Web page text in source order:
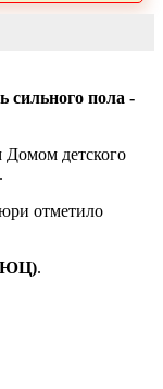
сильного пола -
Домом детского
отметило
.